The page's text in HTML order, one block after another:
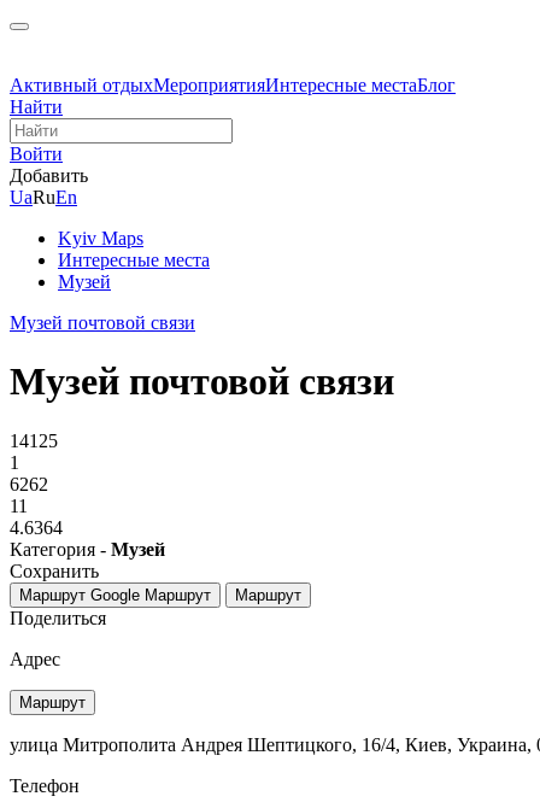
Активный отдыхМероприятияИнтересные местаБлог
Найти
Войти
Добавить
UaRuEn
Kyiv Maps
Интересные места
Музей
Музей почтовой связи
Музей почтовой связи
14125
1
6262
11
4.6364
Категория - Музей
Сохранить
Маршрут Google Маршрут Маршрут
Поделиться
Адрес
Маршрут
улица Митрополита Андрея Шептицкого, 16/4, Киев, Украина,
Телефон